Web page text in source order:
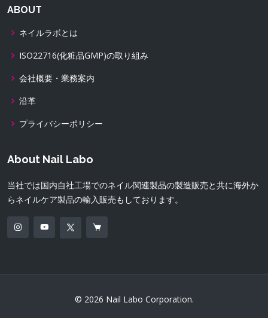
ABOUT
ネイルラボとは
ISO22716(化粧品GMP)の取り組み
会社概要・業務案内
沿革
プライバシーポリシー
About Nail Labo
当社では国内自社工場でのネイル関連製品の製造販売と共に海外か
らネイルケア製品の輸入販売もしております。
© 2026 Nail Labo Corporation.